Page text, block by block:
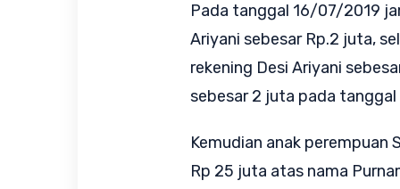
Pada tanggal 16/07/2019
Ariyani sebesar Rp.2 juta,
rekening Desi Ariyani
sebesar 2 juta pada
Kemudian anak perempuan
Rp 25 juta atas nama